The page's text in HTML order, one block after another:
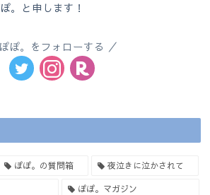
。と申します！
ぽぽ。をフォローする
ぽぽ。の質問箱 夜泣きに泣かされて
ぽぽ。マガジン